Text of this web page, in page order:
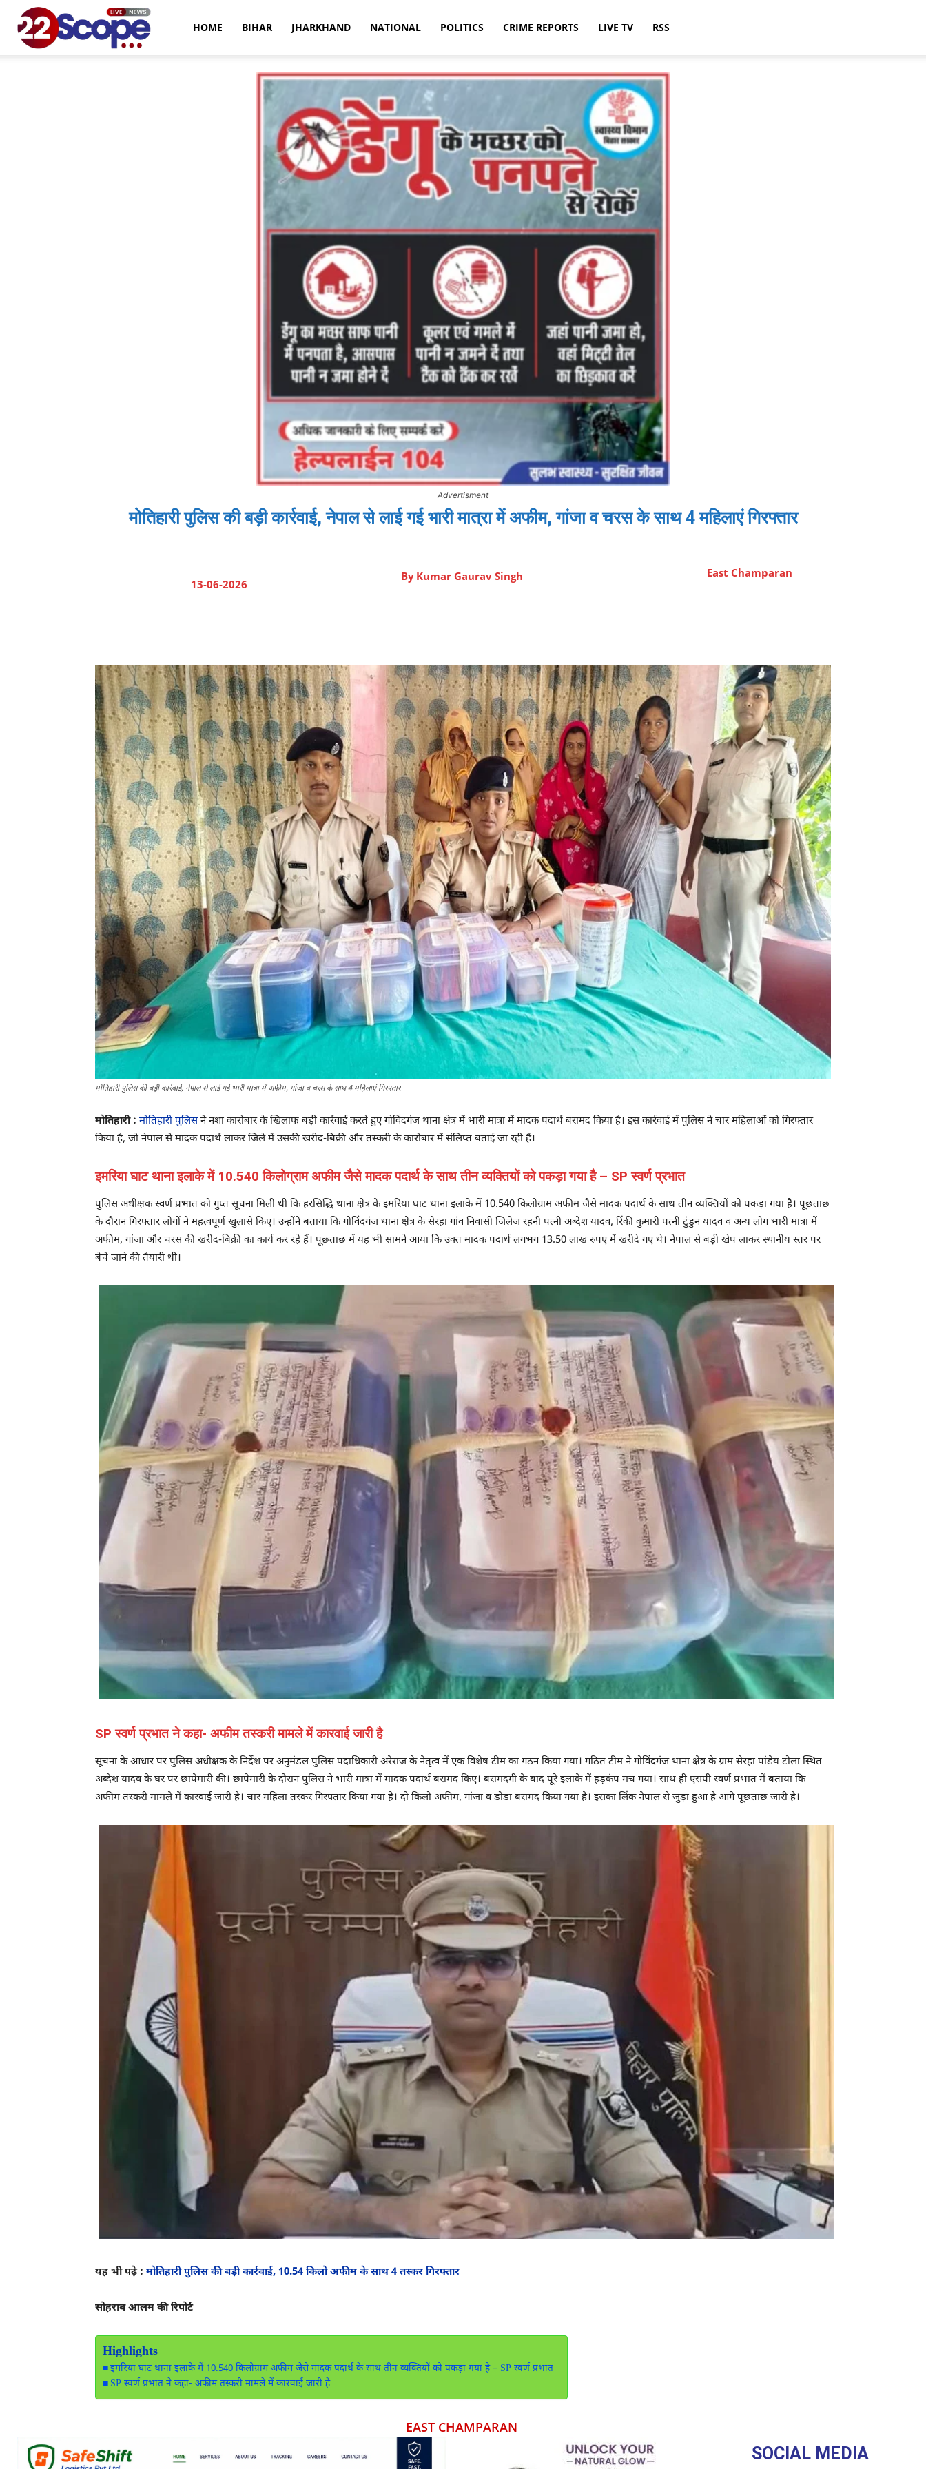
HOME BIHAR JHARKHAND NATIONAL POLITICS CRIME REPORTS LIVE TV RSS
Advertisment
मोतिहारी पुलिस की बड़ी कार्रवाई, नेपाल से लाई गई भारी मात्रा में अफीम, गांजा व चरस के साथ 4 महिलाएं गिरफ्तार
13-06-2026
By Kumar Gaurav Singh East Champaran
मोतिहारी पुलिस की बड़ी कार्रवाई, नेपाल से लाई गई भारी मात्रा में अफीम, गांजा व चरस के साथ 4 महिलाएं गिरफ्तार
मोतिहारी : मोतिहारी पुलिसने नशा कारोबार के खिलाफ बड़ी कार्रवाई करते हुए गोविंदगंज थाना क्षेत्र में भारी मात्रा में मादक पदार्थ बरामद किया है। इस कार्रवाई में पुलिस ने चार महिलाओं को गिरफ्तार
किया है, जो नेपाल से मादक पदार्थ लाकर जिले में उसकी खरीद-बिक्री और तस्करी के कारोबार में संलिप्त बताई जा रही हैं।
इमरिया घाट थाना इलाके में 10.540 किलोग्राम अफीम जैसे मादक पदार्थ के साथ तीन व्यक्तियों को पकड़ा गया है – SP स्वर्ण प्रभात
पुलिस अधीक्षक स्वर्ण प्रभात को गुप्त सूचना मिली थी कि हरसिद्धि थाना क्षेत्र के इमरिया घाट थाना इलाके में 10.540 किलोग्राम अफीम जैसे मादक पदार्थ के साथ तीन व्यक्तियों को पकड़ा गया है। पूछताछ
के दौरान गिरफ्तार लोगों ने महत्वपूर्ण खुलासे किए। उन्होंने बताया कि गोविंदगंज थाना क्षेत्र के सेरहा गांव निवासी जिलेज रहनी पत्नी अब्देश यादव, रिंकी कुमारी पत्नी टुंडुन यादव व अन्य लोग भारी मात्रा में
अफीम, गांजा और चरस की खरीद-बिक्री का कार्य कर रहे हैं। पूछताछ में यह भी सामने आया कि उक्त मादक पदार्थ लगभग 13.50 लाख रुपए में खरीदे गए थे। नेपाल से बड़ी खेप लाकर स्थानीय स्तर पर
बेचे जाने की तैयारी थी।
SP स्वर्ण प्रभात ने कहा- अफीम तस्करी मामले में कारवाई जारी है
सूचना के आधार पर पुलिस अधीक्षक के निर्देश पर अनुमंडल पुलिस पदाधिकारी अरेराज के नेतृत्व में एक विशेष टीम का गठन किया गया। गठित टीम ने गोविंदगंज थाना क्षेत्र के ग्राम सेरहा पांडेय टोला स्थित
अब्देश यादव के घर पर छापेमारी की। छापेमारी के दौरान पुलिस ने भारी मात्रा में मादक पदार्थ बरामद किए। बरामदगी के बाद पूरे इलाके में हड़कंप मच गया। साथ ही एसपी स्वर्ण प्रभात में बताया कि
अफीम तस्करी मामले में कारवाई जारी है। चार महिला तस्कर गिरफ्तार किया गया है। दो किलो अफीम, गांजा व डोडा बरामद किया गया है। इसका लिंक नेपाल से जुड़ा हुआ है आगे पूछताछ जारी है।
यह भी पढ़े : मोतिहारी पुलिस की बड़ी कार्रवाई, 10.54 किलो अफीम के साथ 4 तस्कर गिरफ्तार
सोहराब आलम की रिपोर्ट
Highlights
इमरिया घाट थाना इलाके में 10.540 किलोग्राम अफीम जैसे मादक पदार्थ के साथ तीन व्यक्तियों को पकड़ा गया है – SP स्वर्ण प्रभात
SP स्वर्ण प्रभात ने कहा- अफीम तस्करी मामले में कारवाई जारी है
EAST CHAMPARAN
SOCIAL MEDIA